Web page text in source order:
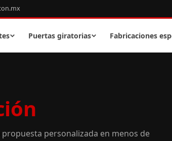
Puertas giratorias Fabricaciones
personalizada en menos de